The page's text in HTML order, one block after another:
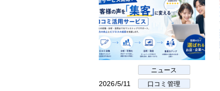
2026/5/11
ニュース
口コミ管理